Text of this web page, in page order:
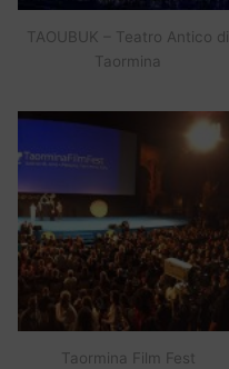
TAOUBUK – Teatro Antico di
Taormina
Taormina Film Fest